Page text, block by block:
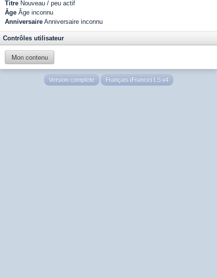
Titre Nouveau / peu actif
Âge Âge inconnu
Anniversaire Anniversaire inconnu
Contrôles utilisateur
Mon contenu
Version complète Français (France) LS v4